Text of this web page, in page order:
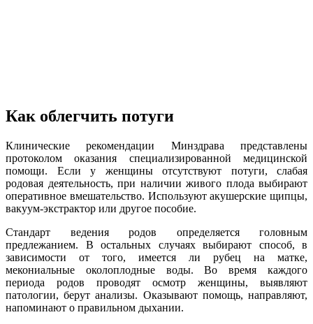
Как облегчить потуги
Клинические рекомендации Минздрава представлены
протоколом оказания специализированной медицинской
помощи. Если у женщины отсутствуют потуги, слабая
родовая деятельность, при наличии живого плода выбирают
оперативное вмешательство. Используют акушерские щипцы,
вакуум-экстрактор или другое пособие.
Стандарт ведения родов определяется головным
предлежанием. В остальных случаях выбирают способ, в
зависимости от того, имеется ли рубец на матке,
мекониальные околоплодные воды. Во время каждого
периода родов проводят осмотр женщины, выявляют
патологии, берут анализы. Оказывают помощь, направляют,
напоминают о правильном дыхании.